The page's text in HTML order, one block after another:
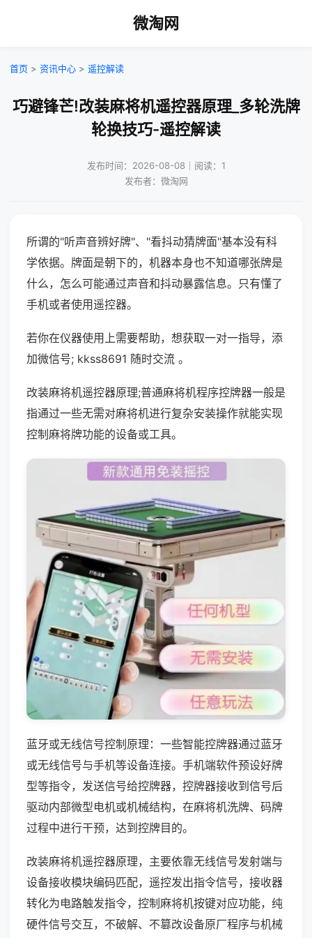
微淘网
首页 > 资讯中心 > 遥控解读
巧避锋芒!改装麻将机遥控器原理_多轮洗牌
轮换技巧-遥控解读
发布时间：2026-08-08｜阅读：1
发布者：微淘网
所谓的"听声音辨好牌"、"看抖动猜牌面"基本没有科
学依据。牌面是朝下的，机器本身也不知道哪张牌是
什么，怎么可能通过声音和抖动暴露信息。只有懂了
手机或者使用遥控器。
若你在仪器使用上需要帮助，想获取一对一指导，添
加微信号; kkss8691 随时交流 。
改装麻将机遥控器原理;普通麻将机程序控牌器一般是
指通过一些无需对麻将机进行复杂安装操作就能实现
控制麻将牌功能的设备或工具。
蓝牙或无线信号控制原理：一些智能控牌器通过蓝牙
或无线信号与手机等设备连接。手机端软件预设好牌
型等指令，发送信号给控牌器，控牌器接收到信号后
驱动内部微型电机或机械结构，在麻将机洗牌、码牌
过程中进行干预，达到控牌目的。
改装麻将机遥控器原理，主要依靠无线信号发射端与
设备接收模块编码匹配，遥控发出指令信号，接收器
转化为电路触发指令，控制麻将机按键对应功能，纯
硬件信号交互，不破解、不篡改设备原厂程序与机械